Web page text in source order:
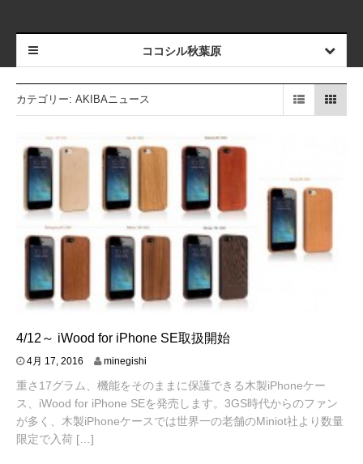
ココシル秋葉原
カテゴリー: AKIBAニュース
4/12～ iWood for iPhone SE取扱開始
4月 17, 2016
1
5
,
2
0
minegishi
重さ17グラム、機能をそのままに保護できる木製iPhoneケー
ス、iWood for iPhone SEを発売します。3GS時代からのファン
が多く、木製iPhoneケースでは世界一の老舗のMiniot社より数量
限定で入荷 […]